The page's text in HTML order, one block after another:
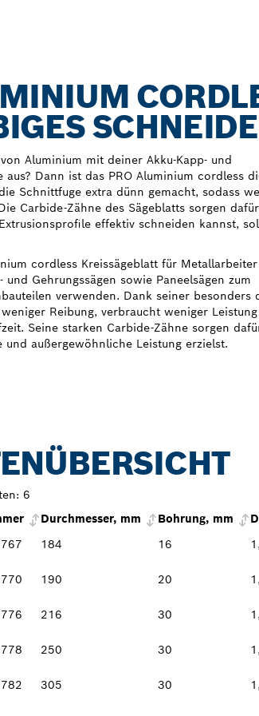
Aluminium mit deiner Akku-Kapp- und
aus? Dann ist das PRO Aluminium cordless
Schnittfuge extra dünn gemacht, sodass
Carbide-Zähne des Sägeblatts sorgen
effektiv schneiden kannst,
cordless Kreissägeblatt für Metallarbeiter
und Gehrungssägen sowie Paneelsägen zum
verwenden. Dank seiner besonders
Reibung, verbraucht weniger
Seine starken Carbide-Zähne sorgen
außergewöhnliche Leistung erzielst.
6
Durchmesser, mm Bohrung, mm
184 16
190 20
216 30
250 30
305 30